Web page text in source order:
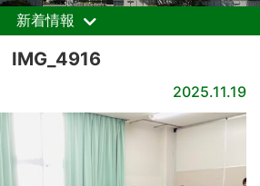
新着情報
IMG_4916
2025.11.19